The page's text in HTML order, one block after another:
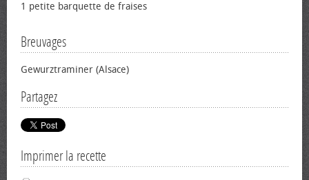
1 petite barquette de fraises
Breuvages
Gewurztraminer (Alsace)
Partagez
Imprimer la recette